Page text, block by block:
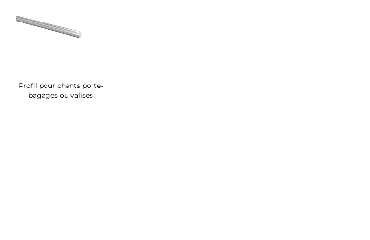
Profil pour chants porte-
bagages ou valises